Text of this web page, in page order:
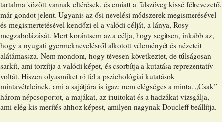
tartalma között vannak eltérések, és emiatt a fülszöveg kissé félrevezető,
már gondot jelent. Ugyanis az ősi nevelési módszerek megismerésével
és megismertetésével kendőzi el a valódi célját, a lánya, Rosy
megzabolázását. Mert korántsem az a célja, hogy segítsen, inkább az,
hogy a nyugati gyermeknevelésről alkotott véleményét és nézeteit
alátámassza. Nem mondom, hogy tévesen következtet, de túlságosan
sarkít, ami torzítja a valódi képet, és csorbítja a kutatása reprezentatív
voltát. Hiszen olyasmiket ró fel a pszichológiai kutatások
mintavételeinek, ami a sajátjára is igaz: nem elégséges a minta. „Csak”
három népcsoportot, a majákat, az inuitokat és a hadzákat vizsgálja,
ami elég kis merítés ahhoz képest, amilyen nagynak Doucleff beállítja.